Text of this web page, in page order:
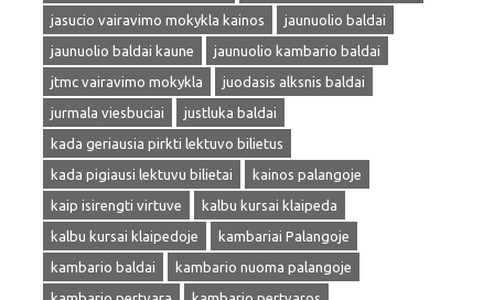
jasucio vairavimo mokykla kainos
jaunuolio baldai
jaunuolio baldai kaune
jaunuolio kambario baldai
jtmc vairavimo mokykla
juodasis alksnis baldai
jurmala viesbuciai
justluka baldai
kada geriausia pirkti lektuvo bilietus
kada pigiausi lektuvu bilietai
kainos palangoje
kaip isirengti virtuve
kalbu kursai klaipeda
kalbu kursai klaipedoje
kambariai Palangoje
kambario baldai
kambario nuoma palangoje